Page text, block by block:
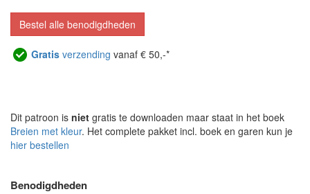
Bestel alle benodigdheden
Gratis verzending vanaf € 50,-*
Dit patroon is niet gratis te downloaden maar staat in het boek
Breien met kleur. Het complete pakket incl. boek en garen kun je
hier bestellen
Benodigdheden